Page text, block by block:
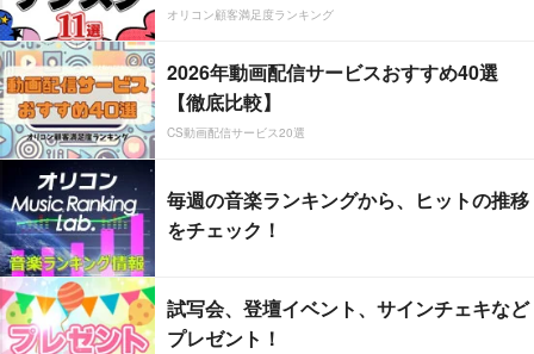
オリコン顧客満足度ランキング
2026年動画配信サービスおすすめ40選
【徹底比較】
CS動画配信サービス20選
毎週の音楽ランキングから、ヒットの推移
をチェック！
試写会、登壇イベント、サインチェキなど
プレゼント！